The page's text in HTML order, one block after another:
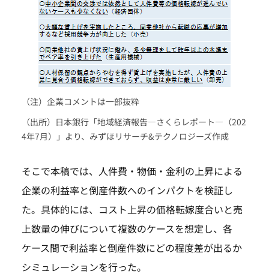
（注）企業コメントは一部抜粋
（出所）日本銀行「地域経済報告―さくらレポート―（202
4年7月）」より、みずほリサーチ&テクノロジーズ作成
そこで本稿では、人件費・物価・金利の上昇による
企業の利益率と倒産件数へのインパクトを検証し
た。具体的には、コスト上昇の価格転嫁度合いと売
上数量の伸びについて複数のケースを想定し、各
ケース間で利益率と倒産件数にどの程度差が出るか
シミュレーションを行った。